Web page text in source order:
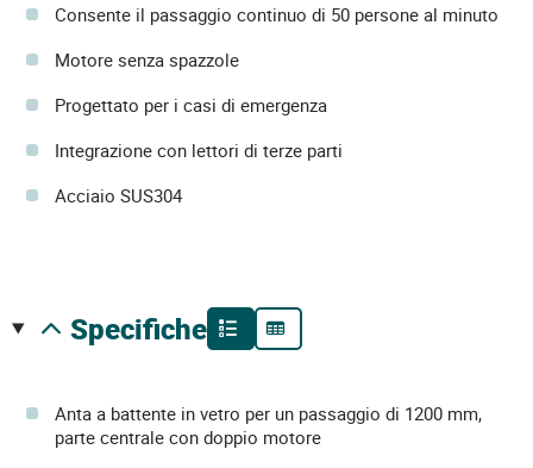
Consente il passaggio continuo di 50 persone al minuto
Motore senza spazzole
Progettato per i casi di emergenza
Integrazione con lettori di terze parti
Acciaio SUS304
specifiche
Anta a battente in vetro per un passaggio di 1200 mm,
parte centrale con doppio motore